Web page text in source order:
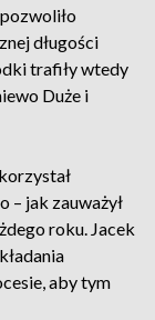
długości
trafiły wtedy
Duże i
– jak zauważył
roku. Jacek
aby tym